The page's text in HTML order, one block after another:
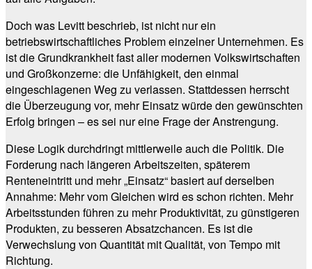
Doch was Levitt beschrieb, ist nicht nur ein
betriebswirtschaftliches Problem einzelner Unternehmen. Es
ist die Grundkrankheit fast aller modernen Volkswirtschaften
und Großkonzerne: die Unfähigkeit, den einmal
eingeschlagenen Weg zu verlassen. Stattdessen herrscht
die Überzeugung vor, mehr Einsatz würde den gewünschten
Erfolg bringen – es sei nur eine Frage der Anstrengung.
Diese Logik durchdringt mittlerweile auch die Politik. Die
Forderung nach längeren Arbeitszeiten, späterem
Renteneintritt und mehr „Einsatz“ basiert auf derselben
Annahme: Mehr vom Gleichen wird es schon richten. Mehr
Arbeitsstunden führen zu mehr Produktivität, zu günstigeren
Produkten, zu besseren Absatzchancen. Es ist die
Verwechslung von Quantität mit Qualität, von Tempo mit
Richtung.